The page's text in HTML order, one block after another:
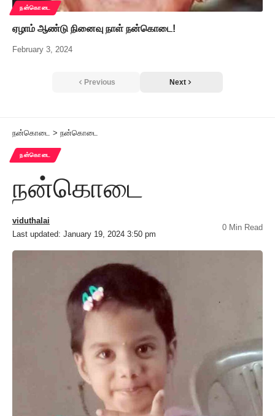
நன்கொடை
ஏழாம் ஆண்டு நினைவு நாள் நன்கொடை!
February 3, 2024
Previous Next
நன்கொடை > நன்கொடை
நன்கொடை
நன்கொடை
Last updated: January 19, 2024 3:50 pm
viduthalai
0 Min Read